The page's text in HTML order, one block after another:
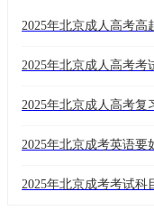
2025年北京成人高考高
2025年北京成人高考考
2025年北京成人高考​复
2025年北京成考英语要
2025年北京成考考试科